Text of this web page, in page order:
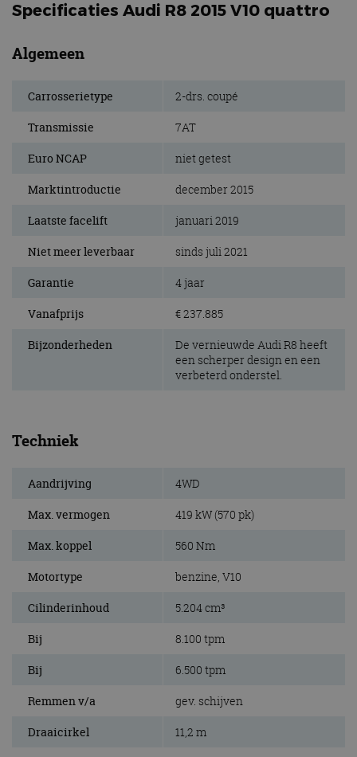
Specificaties Audi R8 2015 V10 quattro
Algemeen
Carrosserietype 2-drs. coupé
Transmissie 7AT
Euro NCAP niet getest
Marktintroductie december 2015
Laatste facelift januari 2019
Niet meer leverbaar sinds juli 2021
Garantie 4 jaar
Vanafprijs € 237.885
Bijzonderheden
De vernieuwde Audi R8 heeft
een scherper design en een
verbeterd onderstel.
Techniek
Aandrijving 4WD
Max. vermogen 419 kW (570 pk)
Max. koppel 560 Nm
Motortype benzine, V10
Cilinderinhoud 5.204 cm³
Bij 8.100 tpm
Bij 6.500 tpm
Remmen v/a gev. schijven
Draaicirkel 11,2 m